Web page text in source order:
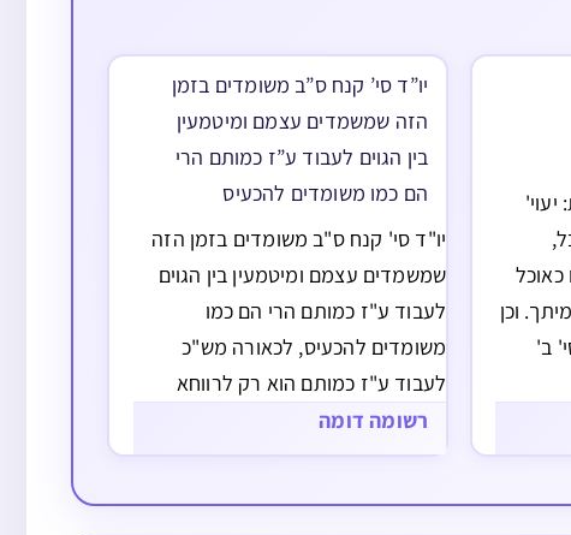
כאוכל
וכן
ב'
שאפי'
יו”ד סי’ קנח ס”ב משומדים בזמן
הזה שמשמדים עצמם ומיטמעין
בין הגוים לעבוד ע”ז כמותם הרי
הם כמו משומדים להכעיס
יו"ד סי' קנח ס"ב משומדים בזמן הזה
שמשמדים עצמם ומיטמעין בין הגוים
לעבוד ע"ז כמותם הרי הם כמו
משומדים להכעיס, לכאורה מש"כ
לעבוד ע"ז כמותם הוא רק לרווחא
דמילתא דדינא הוא גם אין רק מיטמעין
בין הגוים להיותם חפשיים כמותם דינם
רשומה דומה